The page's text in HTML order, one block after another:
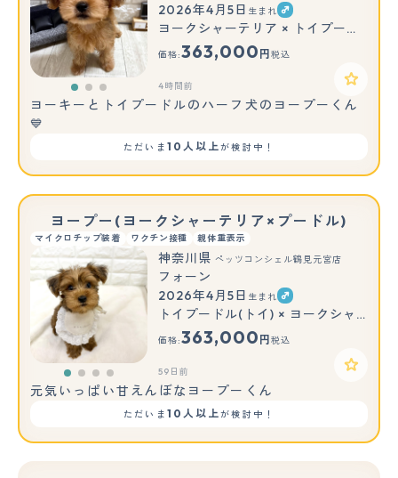
もっと見る
2026年4月5日 生まれ
ヨークシャーテリア × トイプードル(トイ)
価格:363,000 円 税込
4時間前
ヨーキーとトイプードルのハーフ犬のヨープーくん
💙
ただいま 10人以上が検討中！
ヨープー(ヨークシャーテリア×プードル)
マイクロチップ装着 ワクチン接種 親体重表示
神奈川県 ペッツコンシェル鶴見元宮店
フォーン
2026年4月5日 生まれ
トイプードル(トイ) × ヨークシャーテリア
価格:363,000 円 税込
59日前
元気いっぱい甘えんぼなヨープーくん
ただいま 10人以上が検討中！